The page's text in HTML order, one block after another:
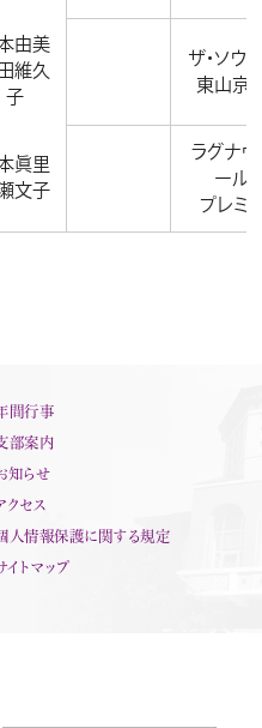
由美
維久
子
ザ・ソウ
東山京
眞里
文子
ラグナヴ
ール
プレミ
間行事
部案内
知らせ
クセス
人情報保護に関する規定
イトマップ